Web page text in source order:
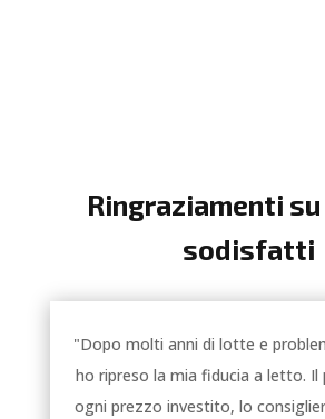
Ringraziamenti
sodisfatti
"Dopo molti anni di lotte e
ho ripreso la mia fiducia a letto.
ogni prezzo investito, lo